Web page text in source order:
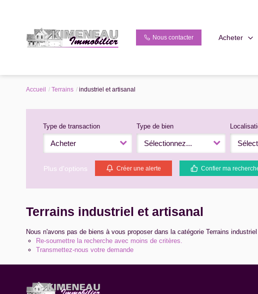
Nous contacter Acheter
Accueil Terrains industriel et artisanal
Type de transaction
Acheter
Type de bien
Sélectionnez...
Plus d'options Créer une alerte Confier ma
Terrains industriel et artisanal
Nous n'avons pas de biens à vous proposer dans la catégorie Terrains
Re-soumettre la recherche avec moins de critères.
Transmettez-nous votre demande